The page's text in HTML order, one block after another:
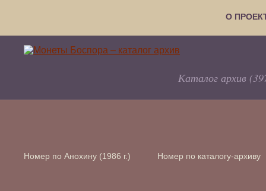
О
Каталог архив
Номер по Анохину (1986 г.) Номер по каталогу-архиву